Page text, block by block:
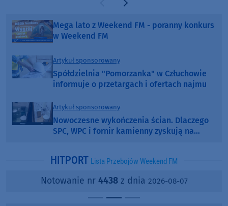
Poprzednia strona
Następna strona
Mega lato z Weekend FM - poranny konkurs
w Weekend FM
Artykuł sponsorowany
Spółdzielnia "Pomorzanka" w Człuchowie
informuje o przetargach i ofertach najmu
Artykuł sponsorowany
Nowoczesne wykończenia ścian. Dlaczego
SPC, WPC i fornir kamienny zyskują na
HITPORT Lista Przebojów Weekend FM
Notowanie nr 4438z dnia 2026-08-07